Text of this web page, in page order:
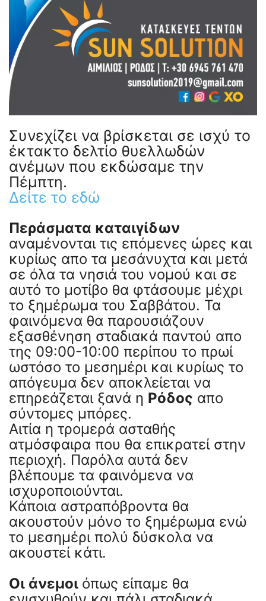
Συνεχίζει να βρίσκεται σε ισχύ το
έκτακτο δελτίο θυελλωδών
ανέμων που εκδώσαμε την
Πέμπτη.
Δείτε το εδώ
Περάσματα καταιγίδων
αναμένονται τις επόμενες ώρες και
κυρίως απο τα μεσάνυχτα και μετά
σε όλα τα νησιά του νομού και σε
αυτό το μοτίβο θα φτάσουμε μέχρι
το ξημέρωμα του Σαββάτου. Τα
φαινόμενα θα παρουσιάζουν
εξασθένηση σταδιακά παντού απο
της 09:00-10:00 περίπου το πρωί
ωστόσο το μεσημέρι και κυρίως το
απόγευμα δεν αποκλείεται να
επηρεάζεται ξανά η Ρόδος απο
σύντομες μπόρες.
Αιτία η τρομερά ασταθής
ατμόσφαιρα που θα επικρατεί στην
περιοχή. Παρόλα αυτά δεν
βλέπουμε τα φαινόμενα να
ισχυροποιούνται.
Κάποια αστραπόβροντα θα
ακουστούν μόνο το ξημέρωμα ενώ
το μεσημέρι πολύ δύσκολα να
ακουστεί κάτι.
Οι άνεμοι όπως είπαμε θα